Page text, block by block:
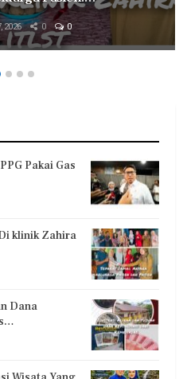
2026 0 0
Pakai Gas
klinik Zahira
Dana